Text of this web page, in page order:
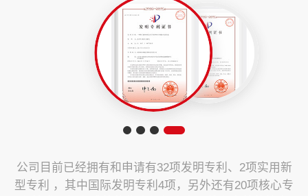
公司目前已经拥有和申请有32项发明专利、2项实用新
型专利 ，其中国际发明专利4项，另外还有20项核心专